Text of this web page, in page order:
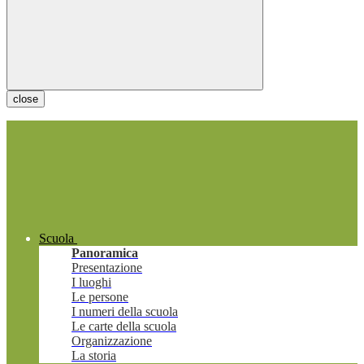
close
Scuola
Panoramica
Presentazione
I luoghi
Le persone
I numeri della scuola
Le carte della scuola
Organizzazione
La storia